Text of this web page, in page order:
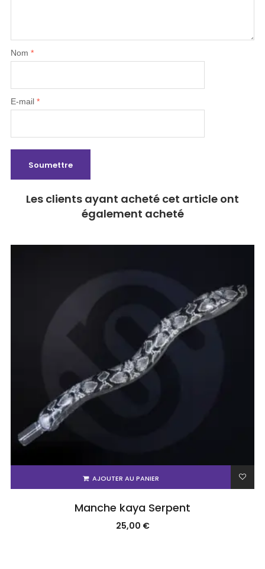
Nom *
E-mail *
Les clients ayant acheté cet article ont
également acheté
AJOUTER AU PANIER
Manche kaya Serpent
25,00 €